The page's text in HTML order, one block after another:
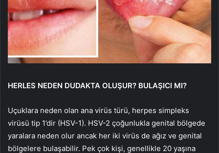
HERLES NEDEN DUDAKTA OLUŞUR? BULAŞICI MI?
Uçuklara neden olan ana virüs türü, herpes simpleks
virüsü tip 1’dir (HSV-1). HSV-2 çoğunlukla genital bölgede
yaralara neden olur ancak her iki virüs de ağız ve genital
bölgelere bulaşabilir. Pek çok kişi, genellikle 20 yaşına